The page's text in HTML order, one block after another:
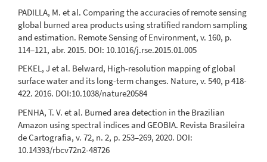
PADILLA, M. et al. Comparing the accuracies of remote sensing
global burned area products using stratified random sampling
and estimation. Remote Sensing of Environment, v. 160, p.
114–121, abr. 2015. DOI: 10.1016/j.rse.2015.01.005
PEKEL, J et al. Belward, High-resolution mapping of global
surface water and its long-term changes. Nature, v. 540, p 418-
422. 2016. DOI:10.1038/nature20584
PENHA, T. V. et al. Burned area detection in the Brazilian
Amazon using spectral indices and GEOBIA. Revista Brasileira
de Cartografia, v. 72, n. 2, p. 253–269, 2020. DOI:
10.14393/rbcv72n2-48726